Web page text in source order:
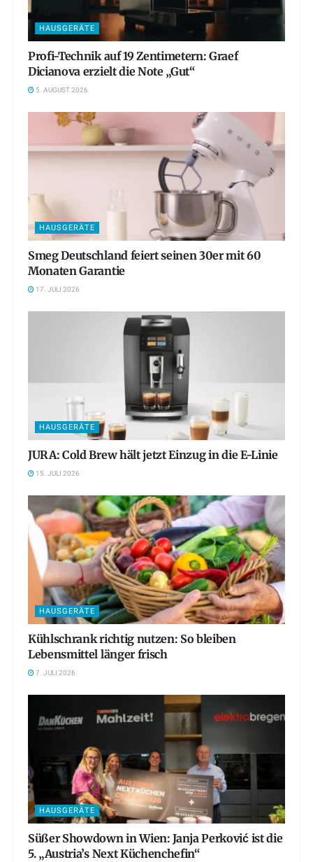
HAUSGERÄTE
Profi-Technik auf 19 Zentimetern: Graef
Dicianova erzielt die Note „Gut“
5. AUGUST 2026
HAUSGERÄTE
Smeg Deutschland feiert seinen 30er mit 60
Monaten Garantie
17. JULI 2026
HAUSGERÄTE
JURA: Cold Brew hält jetzt Einzug in die E-Linie
15. JULI 2026
HAUSGERÄTE
Kühlschrank richtig nutzen: So bleiben
Lebensmittel länger frisch
7. JULI 2026
HAUSGERÄTE
Süßer Showdown in Wien: Janja Perković ist die
5. „Austria’s Next Küchenchefin“